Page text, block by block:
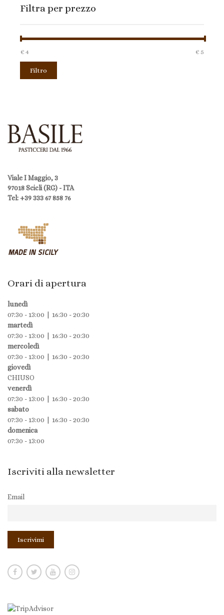
Filtra per prezzo
Filtro
€ 4 € 5
Viale I Maggio, 3
97018 Scicli (RG) - ITA
Tel: +39 333 67 858 76
Orari di apertura
lunedì
07:30 - 13:00 | 16:30 - 20:30
martedì
07:30 - 13:00 | 16:30 - 20:30
mercoledì
07:30 - 13:00 | 16:30 - 20:30
giovedì
CHIUSO
venerdì
07:30 - 13:00 | 16:30 - 20:30
sabato
07:30 - 13:00 | 16:30 - 20:30
domenica
07:30 - 13:00
Iscriviti alla newsletter
Email